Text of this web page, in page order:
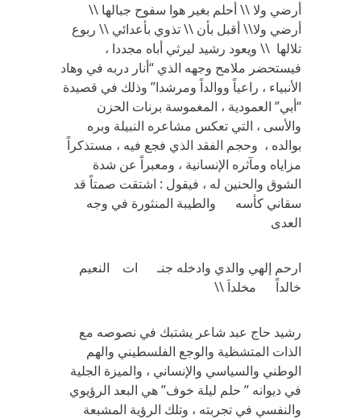
أرضي ولا \\ أحلم بغير هوا سفوح جبالها \\
أرضي ولا\\ أقبل بأن \\ تذوي بأعدائي \\ ربوع
تلالها \\ ويعود رشيد ليرثي أباه مجددا ،
فيستحضر ملامح وجهه الذي “أنار دربه في وهاد
الأنبياء ، راعياً ووالداً ومرشدا” وذلك في قصيدة
“أبي” العمودية ، المغموسة برنات الحزن
والأسى ، التي تعكس مشاعره النبيلة وبره
بوالده ، وحجم الفقد الذي فجع فيه ، مستذكراً
مزاياه ومآثره الإنسانية ، ومعبراً عن شدة
الشوق والحنين له ، فيقول : اشتقت صمتاً قد
سقاني كأسه والطيبة المنثورة في وجه
العدى
ارحم إلهي والدي وادخله جنـ ات النعيم
خالداً مخلداَ \\
رشيد حاج عبد شاعر يشتبك في نصوصه مع
الذات المتشظية والوجع الفلسطيني والهم
الوطني والسياسي والإنساني ، والميزة الجلية
في ديوانه ” حلم ليلة خوف” هي البعد الرؤيوي
والنفسي في تجربته ، وتلك الرؤية المشبعة